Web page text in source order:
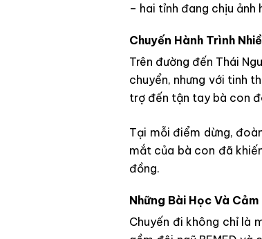
– hai tỉnh đang chịu ảnh
Chuyến Hành Trình
Trên đường đến Thái
chuyển, nhưng với tinh
trợ đến tận tay bà con
Tại mỗi điểm dừng,
mắt của bà con đã
đồng.
Những Bài Học Và
Chuyến đi không chỉ là